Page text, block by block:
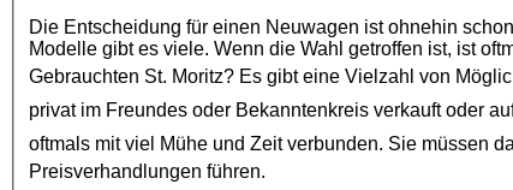
Die Entscheidung für einen Neuwagen ist ohnehin
Gebrauchten St. Moritz? Es gibt eine Vielzahl von
privat im Freundes oder Bekanntenkreis verkauft oder
oftmals mit viel Mühe und Zeit verbunden. Sie müssen
Preisverhandlungen führen.